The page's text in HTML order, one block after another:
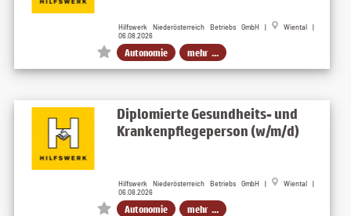
Hilfswerk Niederösterreich Betriebs GmbH |
Wiental |
06.08.2026
Autonomie mehr ...
Diplomierte Gesundheits- und
Krankenpflegeperson (w/m/d)
Hilfswerk Niederösterreich Betriebs GmbH |
Wiental |
06.08.2026
Autonomie mehr ...